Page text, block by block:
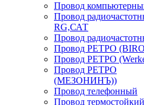
Провод
Провод
RG,САТ
Провод
Провод РЕТРО
Провод РЕТРО
Провод РЕТРО
(МЕЗОНИНЪ))
Провод телефонный
Провод термостойкий